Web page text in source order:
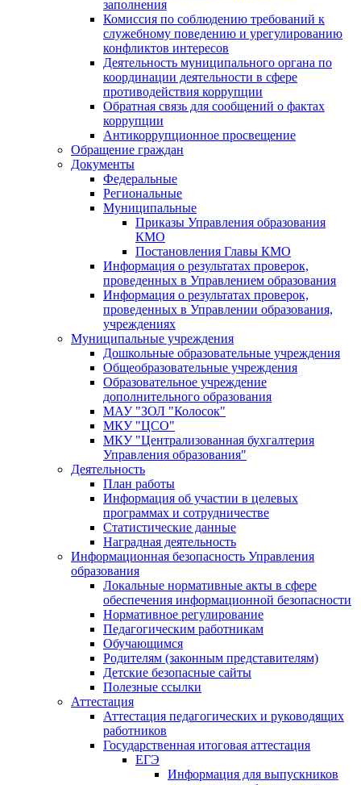
заполнения
Комиссия по соблюдению требований к
служебному поведению и урегулированию
конфликтов интересов
Деятельность муниципального органа по
координации деятельности в сфере
противодействия коррупции
Обратная связь для сообщений о фактах
коррупции
Антикоррупционное просвещение
Обращение граждан
Документы
Федеральные
Региональные
Муниципальные
Приказы Управления образования
КМО
Постановления Главы КМО
Информация о результатах проверок,
проведенных в Управлением образования
Информация о результатах проверок,
проведенных в Управлении образования,
учреждениях
Муниципальные учреждения
Дошкольные образовательные учреждения
Общеобразовательные учреждения
Образовательное учреждение
дополнительного образования
МАУ "ЗОЛ "Колосок"
МКУ "ЦСО"
МКУ "Централизованная бухгалтерия
Управления образования"
Деятельность
План работы
Информация об участии в целевых
программах и сотрудничестве
Статистические данные
Наградная деятельность
Информационная безопасность Управления
образования
Локальные нормативные акты в сфере
обеспечения информационной безопасности
Нормативное регулирование
Педагогическим работникам
Обучающимся
Родителям (законным представителям)
Детские безопасные сайты
Полезные ссылки
Аттестация
Аттестация педагогических и руководящих
работников
Государственная итоговая аттестация
ЕГЭ
Информация для выпускников